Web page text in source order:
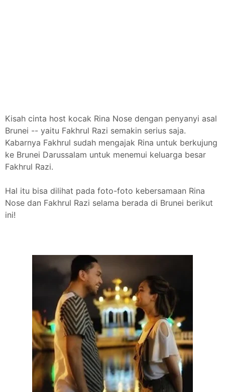
Kisah cinta host kocak Rina Nose dengan penyanyi asal
Brunei -- yaitu Fakhrul Razi semakin serius saja.
Kabarnya Fakhrul sudah mengajak Rina untuk berkujung
ke Brunei Darussalam untuk menemui keluarga besar
Fakhrul Razi.
Hal itu bisa dilihat pada foto-foto kebersamaan Rina
Nose dan Fakhrul Razi selama berada di Brunei berikut
ini!